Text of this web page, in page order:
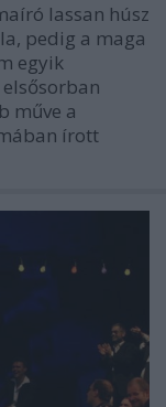
lassan húsz
pedig a maga
egyik
műve a
írott